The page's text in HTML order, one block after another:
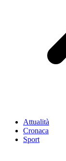
Attualità
Cronaca
Sport